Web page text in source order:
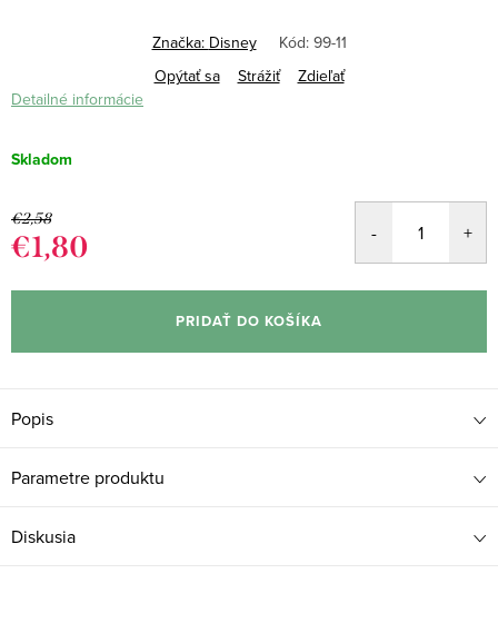
Detailné informácie
Skladom
€2,58
€1,80
cena:
PRIDAŤ DO KOŠÍKA
Značka: Disney Kód: 99-11
Opýtať sa
Strážiť Zdieľať
Popis
Parametre produktu
Diskusia